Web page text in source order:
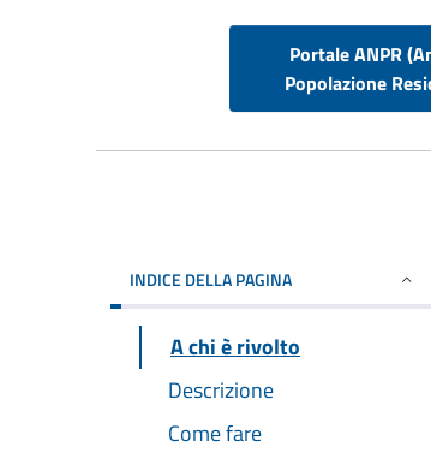
Portale ANPR
Popolazione
INDICE DELLA PAGINA
A chi è rivolto
Descrizione
Come fare